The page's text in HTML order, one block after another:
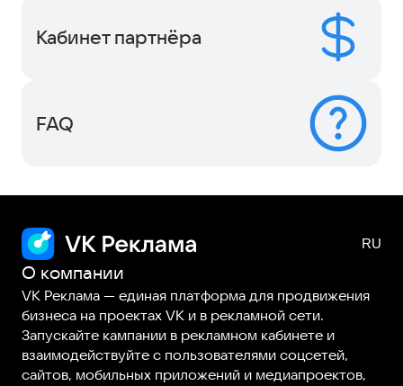
Кабинет партнёра
FAQ
О компании
VK Реклама — единая платформа для продвижения
бизнеса на проектах VK и в рекламной сети.
Запускайте кампании в рекламном кабинете и
взаимодействуйте с пользователями соцсетей,
сайтов, мобильных приложений и медиапроектов,